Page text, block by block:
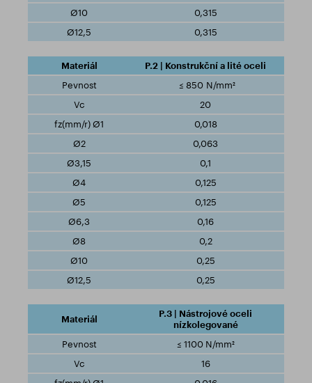
0,315
0,315
P.2 | Konstrukční a lité oceli
≤ 850 N/mm²
20
0,018
0,063
0,1
0,125
0,125
0,16
0,2
0,25
0,25
P.3 | Nástrojové oceli
nízkolegované
≤ 1100 N/mm²
16